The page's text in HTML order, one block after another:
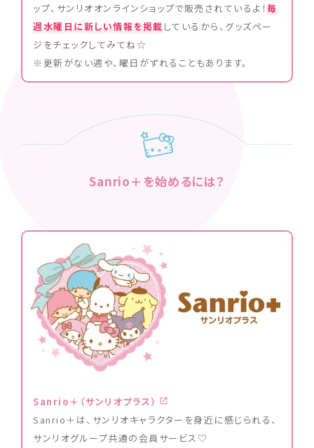
ップ、サンリオオンラインショップで販売されているよ！毎
週水曜日に新しい情報を掲載 しているから、グッズペー
ジをチェックしてみてね☆
※更新がない週や、曜日がずれることもあります。
Sanrio＋を始めるには？
Sanrio＋（サンリオプラス）
Sanrio＋は、サンリオキャラクターを身近に感じられる、
サンリオグループ共通の会員サービス♡